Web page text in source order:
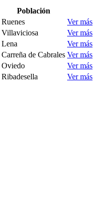
Población
Ruenes
Ver más
Villaviciosa
Ver más
Lena
Ver más
Carreña de Cabrales Ver más
Oviedo
Ver más
Ribadesella
Ver más